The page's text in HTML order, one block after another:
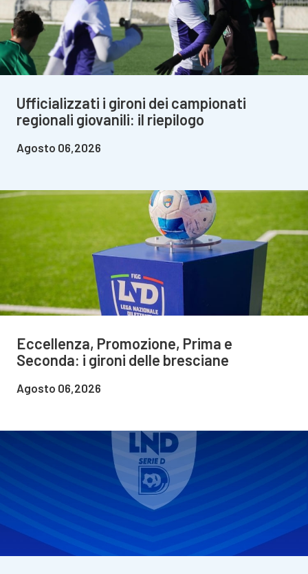
Ufficializzati i gironi dei campionati
regionali giovanili: il riepilogo
Agosto 06,2026
Eccellenza, Promozione, Prima e
Seconda: i gironi delle bresciane
Agosto 06,2026